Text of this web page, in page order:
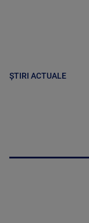
ȘTIRI ACTUALE